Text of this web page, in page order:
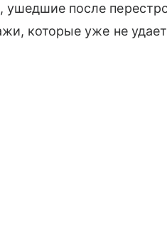
ушедшие после
которые уже не